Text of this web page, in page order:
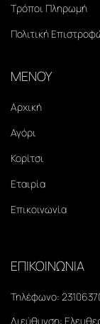
Τρόποι Πληρωμή
Πολιτική
ΜΕΝΟΥ
Αρχική
Αγόρι
Κορίτσι
Εταιρία
Επικοινωνία
ΕΠΙΚΟΙΝΩΝΙΑ
Τηλέφωνο:
Διεύθυνση: